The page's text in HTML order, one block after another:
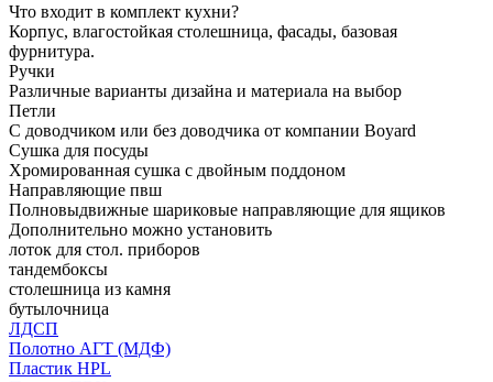
Что входит в комплект кухни?
Корпус, влагостойкая столешница, фасады, базовая
фурнитура.
Ручки
Различные варианты дизайна и материала на выбор
Петли
С доводчиком или без доводчика от компании Boyard
Сушка для посуды
Хромированная сушка с двойным поддоном
Направляющие пвш
Полновыдвижные шариковые направляющие для ящиков
Дополнительно можно установить
лоток для стол. приборов
тандембоксы
столешница из камня
бутылочница
ЛДСП
Полотно АГТ (МДФ)
Пластик HPL